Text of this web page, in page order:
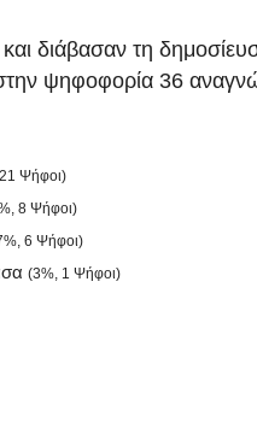
διάβασαν τη
ψηφοφορία 36
Ψήφοι)
8 Ψήφοι)
6 Ψήφοι)
(3%, 1 Ψήφοι)